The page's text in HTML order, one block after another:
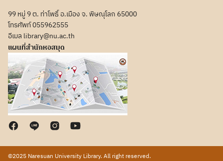
99 หมู่ 9 ต. ท่าโพธิ์ อ.เมือง จ. พิษณุโลก 65000
โทรศัพท์ 055962555
อีเมล library@nu.ac.th
แผนที่สำนักหอสมุด
©2025 Naresuan University Library. All right reserved.